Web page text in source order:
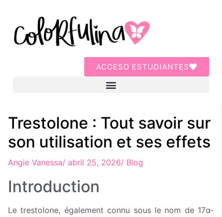
ACCESO ESTUDIANTES
Trestolone : Tout savoir sur
son utilisation et ses effets
Angie Vanessa/ abril 25, 2026/ Blog
Introduction
Le trestolone, également connu sous le nom de 17α-